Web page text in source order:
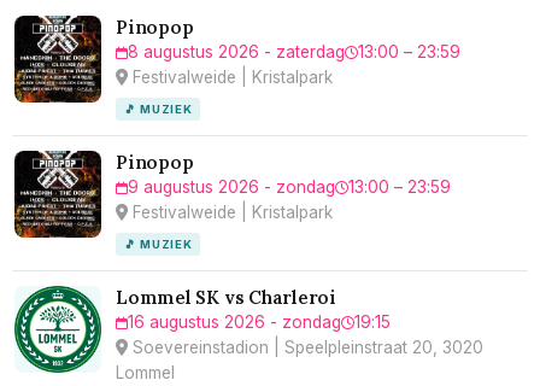
Pinopop
8 augustus 2026 - zaterdag
13:00 – 23:59
Festivalweide | Kristalpark
🎵 MUZIEK
Pinopop
9 augustus 2026 - zondag
13:00 – 23:59
Festivalweide | Kristalpark
🎵 MUZIEK
Lommel SK vs Charleroi
16 augustus 2026 - zondag
19:15
Soevereinstadion | Speelpleinstraat 20, 3020
Lommel